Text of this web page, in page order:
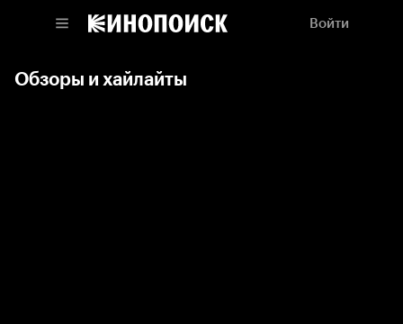
Войти
Обзоры и хайлайты